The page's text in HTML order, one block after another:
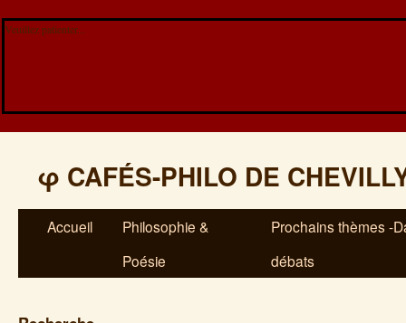
Veuillez patienter...
φ CAFÉS-PHILO DE
Accueil
Philosophie &
Poésie
Prochains thèmes -
débats